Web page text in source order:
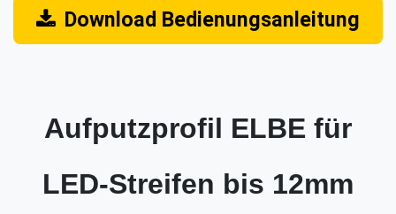
Download Bedienungsanleitung
Aufputzprofil ELBE für
LED-Streifen bis 12mm